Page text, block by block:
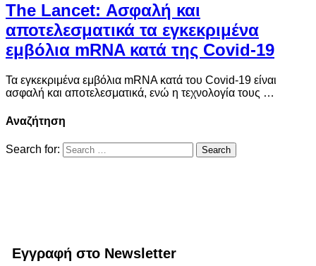
The Lancet: Ασφαλή και
αποτελεσματικά τα εγκεκριμένα
εμβόλια mRNA κατά της Covid-19
Τα εγκεκριμένα εμβόλια mRNA κατά του Covid-19 είναι
ασφαλή και αποτελεσματικά, ενώ η τεχνολογία τους …
Αναζήτηση
Search for:
Εγγραφή στο Newsletter